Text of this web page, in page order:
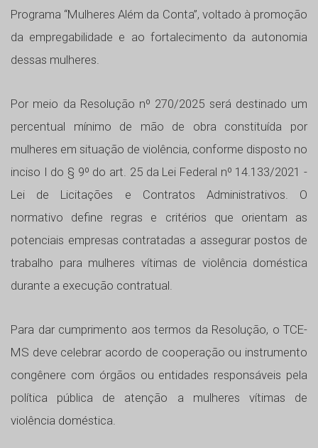
Programa “Mulheres Além da Conta”, voltado à promoção
da empregabilidade e ao fortalecimento da autonomia
dessas mulheres.
Por meio da Resolução nº 270/2025 será destinado um
percentual mínimo de mão de obra constituída por
mulheres em situação de violência, conforme disposto no
inciso I do § 9º do art. 25 da Lei Federal nº 14.133/2021 -
Lei de Licitações e Contratos Administrativos. O
normativo define regras e critérios que orientam as
potenciais empresas contratadas a assegurar postos de
trabalho para mulheres vítimas de violência doméstica
durante a execução contratual.
Para dar cumprimento aos termos da Resolução, o TCE-
MS deve celebrar acordo de cooperação ou instrumento
congênere com órgãos ou entidades responsáveis pela
política pública de atenção a mulheres vítimas de
violência doméstica.